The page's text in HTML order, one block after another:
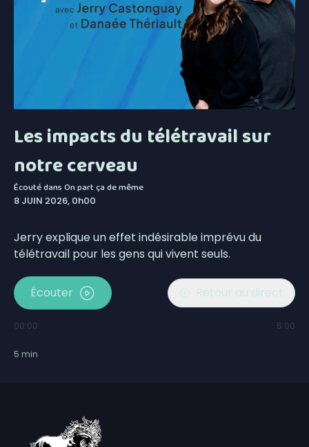
Les impacts du télétravail sur
notre cerveau
Écouté dansOn part ça de même
8 JUIN 2026, 0h00
Jerry explique un effet indésirable imprévu du
télétravail pour les gens qui vivent seuls.
Écouter Retour au direct
00:00 5:00
5 min